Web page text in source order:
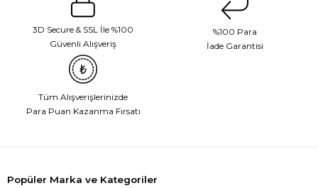
3D Secure & SSL İle %100
Güvenli Alışveriş
%100 Para
İade Garantisi
Tüm Alışverişlerinizde
Para Puan Kazanma Fırsatı
Popüler Marka ve Kategoriler